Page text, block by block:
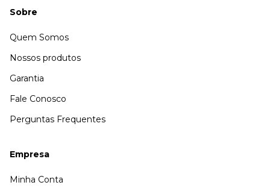
Sobre
Quem Somos
Nossos produtos
Garantia
Fale Conosco
Perguntas Frequentes
Empresa
Minha Conta